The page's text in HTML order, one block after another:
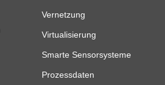
Vernetzung
Virtualisierung
Smarte Sensorsysteme
Prozessdaten